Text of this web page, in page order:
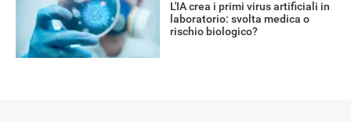
L'IA crea i primi virus artificiali in
laboratorio: svolta medica o
rischio biologico?